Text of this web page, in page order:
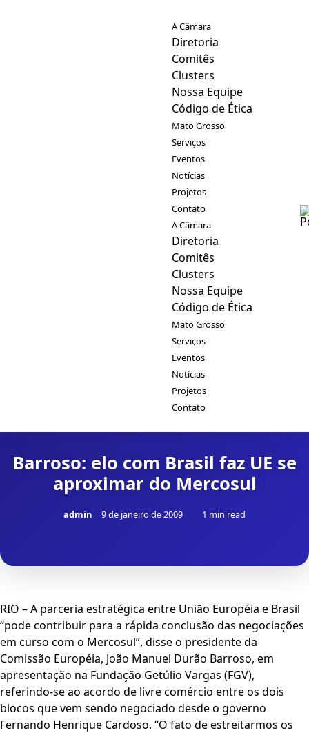
A Câmara
Diretoria
Comitês
Clusters
Nossa Equipe
Código de Ética
Mato Grosso
Serviços
Eventos
Notícias
Projetos
Contato
A Câmara
Diretoria
Comitês
Clusters
Nossa Equipe
Código de Ética
Mato Grosso
Serviços
Eventos
Notícias
Projetos
Contato
Barroso: elo com Brasil faz UE se
aproximar do Mercosul
admin 9 de janeiro de 2009 1 min read
RIO – A parceria estratégica entre União Européia e Brasil
“pode contribuir para a rápida conclusão das negociações
em curso com o Mercosul”, disse o presidente da
Comissão Européia, João Manuel Durão Barroso, em
apresentação na Fundação Getúlio Vargas (FGV),
referindo-se ao acordo de livre comércio entre os dois
blocos que vem sendo negociado desde o governo
Fernando Henrique Cardoso. “O fato de estreitarmos os